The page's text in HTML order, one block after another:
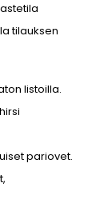
tilauksen
listoilla.
pariovet.